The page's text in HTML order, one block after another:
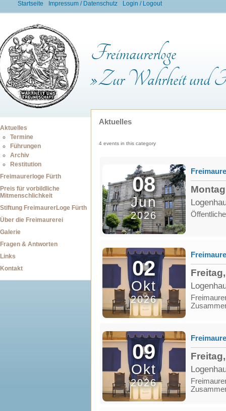
Startseite Impressum / Datenschutz Login / Logout
Freimaurerloge
»Zur Wahrheit und
Aktuelles
Termine
Führungen
Archiv
Restitution
Freimaurerloge Fürth
Preis für vorbildliche
Mitmenschlichkeit
Stiftung FreimaurerLoge Fürth
Über die Freimaurerei
Galerie
Fragen & Antworten
Links
Kontakt
Aktuelles
4 events in this category
08
Jun
2026
02
Okt
2026
09
Okt
2026